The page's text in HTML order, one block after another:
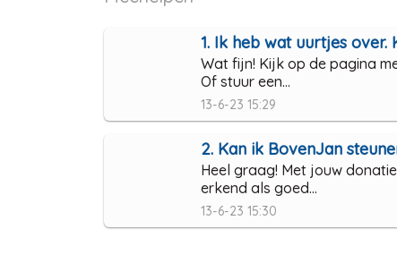
1. Ik heb wat uurtjes over.
Wat fijn! Kijk op de pagina
Of stuur een...
13-6-23 15:29
2. Kan ik BovenJan
Heel graag! Met jouw
erkend als goed...
13-6-23 15:30